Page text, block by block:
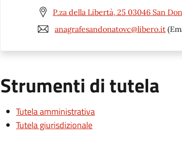
P.za della Libertà, 25 03046 San
anagrafesandonatovc@libero.it
Strumenti di tutela
Tutela amministrativa
Tutela giurisdizionale